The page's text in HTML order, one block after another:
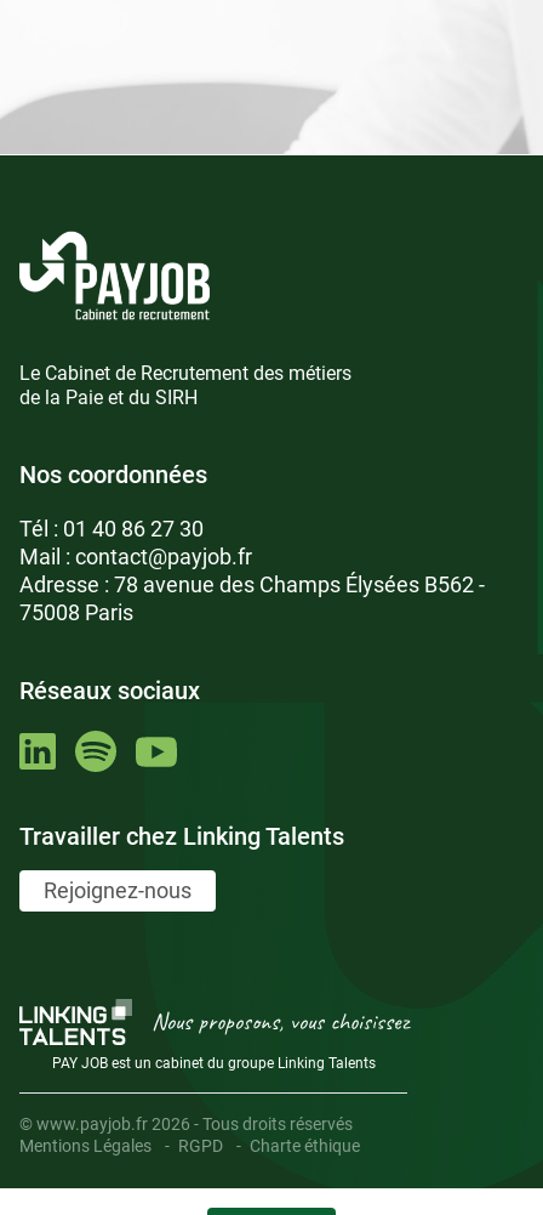
Le Cabinet de Recrutement des métiers
de la Paie et du SIRH
Nos coordonnées
Tél : 01 40 86 27 30
Mail : contact@payjob.fr
Adresse : 78 avenue des Champs Élysées B562 -
75008 Paris
Réseaux sociaux
Travailler chez Linking Talents
Rejoignez-nous
Nous proposons, vous choisissez
PAY JOB est un cabinet du groupe Linking Talents
© www.payjob.fr 2026 - Tous droits réservés
Mentions Légales
RGPD Charte éthique